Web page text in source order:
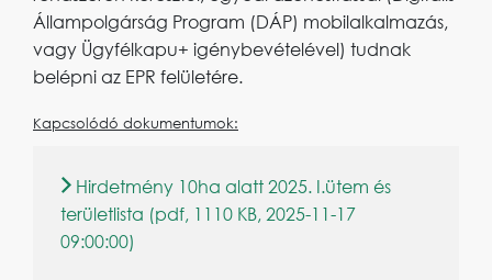
Állampolgárság Program (DÁP) mobilalkalmazás,
vagy Ügyfélkapu+ igénybevételével) tudnak
belépni az EPR felületére.
Kapcsolódó dokumentumok:
Hirdetmény 10ha alatt 2025. I.ütem és
területlista (pdf, 1110 KB, 2025-11-17
09:00:00)